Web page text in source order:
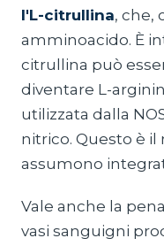
l'L-citrullina, che,
amminoacido. È
citrullina può
diventare L-
utilizzata dalla
nitrico. Questo è
assumono
Vale anche la
vasi sanguigni